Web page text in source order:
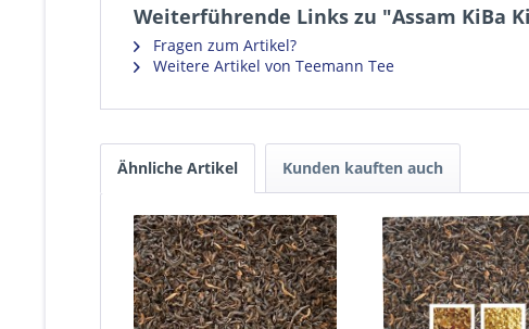
Weiterführende Links zu "Assam KiBa
Fragen zum Artikel?
Weitere Artikel von Teemann Tee
Ähnliche Artikel Kunden kauften auch